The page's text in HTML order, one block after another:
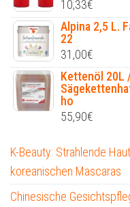
10,33€
Alpina 2,5 L.
22
31,00€
Kettenöl 20L
ho
55,90€
K-Beauty: Strahlende
koreanischen Mascaras
Chinesische